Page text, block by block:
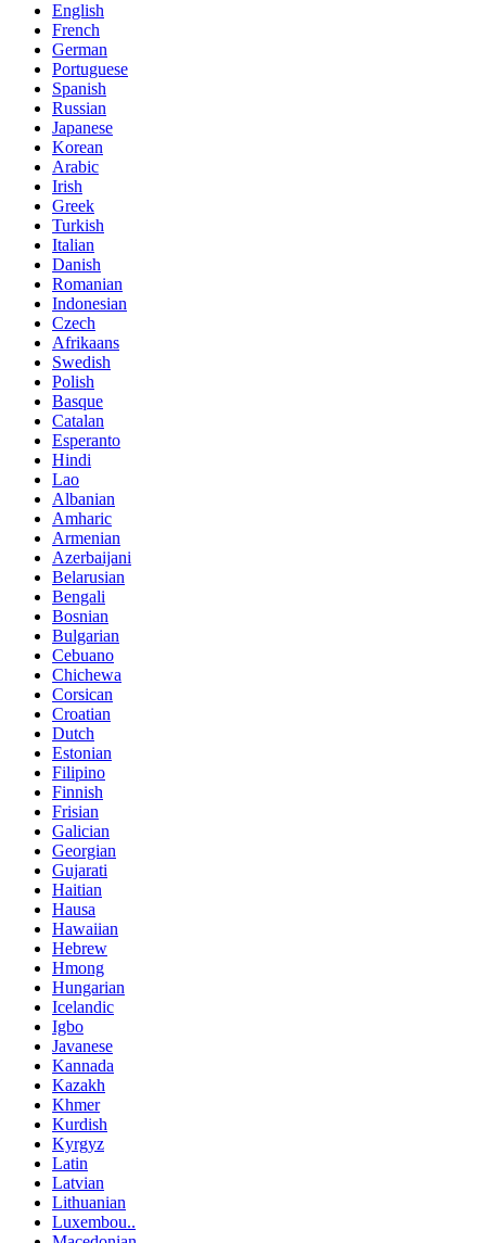
English
French
German
Portuguese
Spanish
Russian
Japanese
Korean
Arabic
Irish
Greek
Turkish
Italian
Danish
Romanian
Indonesian
Czech
Afrikaans
Swedish
Polish
Basque
Catalan
Esperanto
Hindi
Lao
Albanian
Amharic
Armenian
Azerbaijani
Belarusian
Bengali
Bosnian
Bulgarian
Cebuano
Chichewa
Corsican
Croatian
Dutch
Estonian
Filipino
Finnish
Frisian
Galician
Georgian
Gujarati
Haitian
Hausa
Hawaiian
Hebrew
Hmong
Hungarian
Icelandic
Igbo
Javanese
Kannada
Kazakh
Khmer
Kurdish
Kyrgyz
Latin
Latvian
Lithuanian
Luxembou..